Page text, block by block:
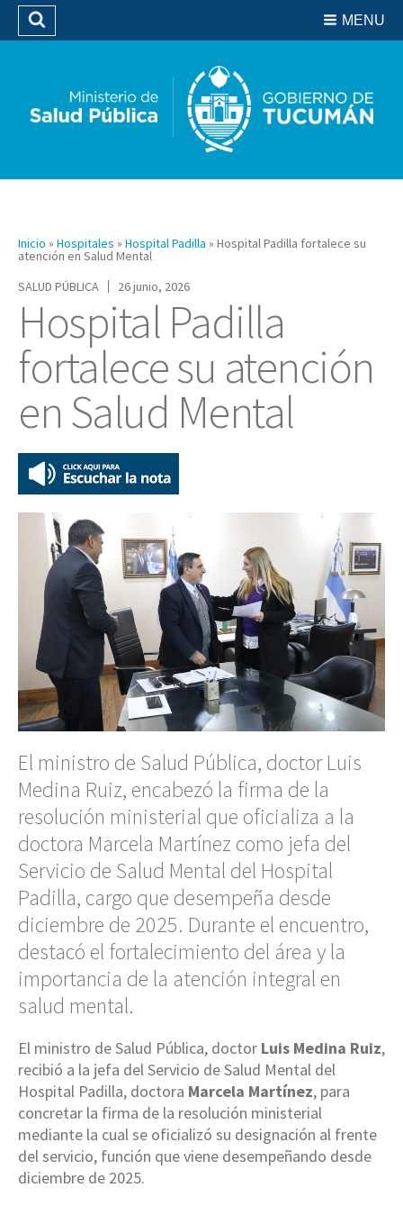
Biblioteca
MENU
Buscar
Inicio » Hospitales » Hospital Padilla » Hospital Padilla fortalece su
atención en Salud Mental
SALUD PÚBLICA
26 junio, 2026
Hospital Padilla
fortalece su atención
en Salud Mental
El ministro de Salud Pública, doctor Luis
Medina Ruiz, encabezó la firma de la
resolución ministerial que oficializa a la
doctora Marcela Martínez como jefa del
Servicio de Salud Mental del Hospital
Padilla, cargo que desempeña desde
diciembre de 2025. Durante el encuentro,
destacó el fortalecimiento del área y la
importancia de la atención integral en
salud mental.
El ministro de Salud Pública, doctor Luis Medina Ruiz,
recibió a la jefa del Servicio de Salud Mental del
Hospital Padilla, doctora Marcela Martínez, para
concretar la firma de la resolución ministerial
mediante la cual se oficializó su designación al frente
del servicio, función que viene desempeñando desde
diciembre de 2025.